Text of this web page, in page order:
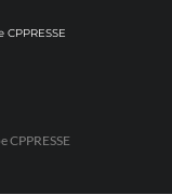
CPPRESSE